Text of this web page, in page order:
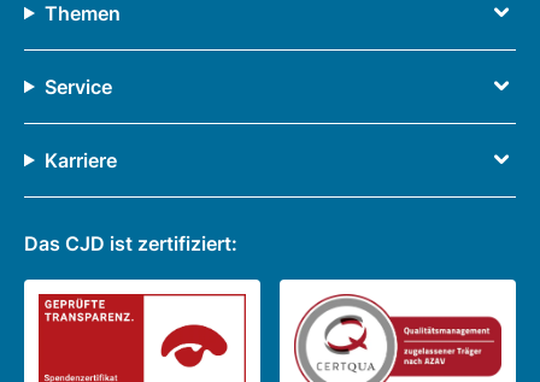
Themen
Service
Karriere
Das CJD ist zertifiziert: